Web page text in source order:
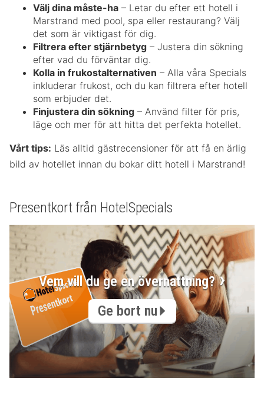
Välj dina måste-ha – Letar du efter ett hotell i
Marstrand med pool, spa eller restaurang? Välj
det som är viktigast för dig.
Filtrera efter stjärnbetyg – Justera din sökning
efter vad du förväntar dig.
Kolla in frukostalternativen – Alla våra Specials
inkluderar frukost, och du kan filtrera efter hotell
som erbjuder det.
Finjustera din sökning – Använd filter för pris,
läge och mer för att hitta det perfekta hotellet.
Vårt tips: Läs alltid gästrecensioner för att få en ärlig
bild av hotellet innan du bokar ditt hotell i Marstrand!
Presentkort från HotelSpecials
Vem vill du ge en övernattning?
Ge bort nu